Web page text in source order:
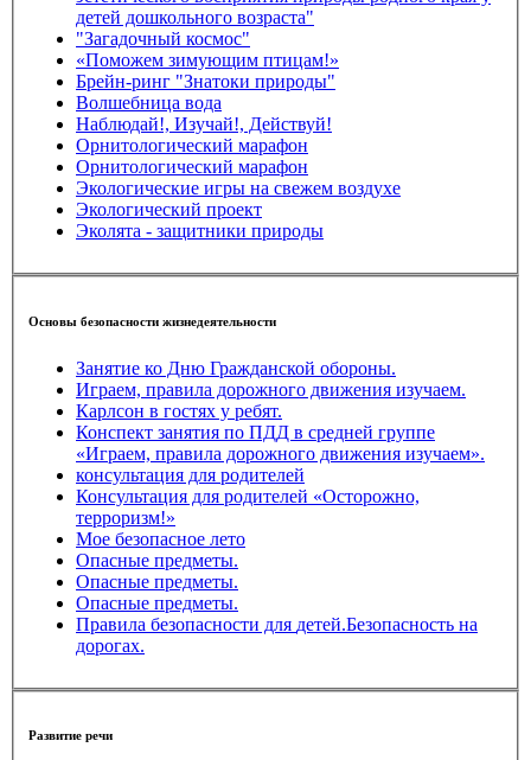
детей дошкольного возраста"
"Загадочный космос"
«Поможем зимующим птицам!»
Брейн-ринг "Знатоки природы"
Волшебница вода
Наблюдай!, Изучай!, Действуй!
Орнитологический марафон
Орнитологический марафон
Экологические игры на свежем воздухе
Экологический проект
Эколята - защитники природы
Основы безопасности жизнедеятельности
Занятие ко Дню Гражданской обороны.
Играем, правила дорожного движения изучаем.
Карлсон в гостях у ребят.
Конспект занятия по ПДД в средней группе
«Играем, правила дорожного движения изучаем».
консультация для родителей
Консультация для родителей «Осторожно,
терроризм!»
Мое безопасное лето
Опасные предметы.
Опасные предметы.
Опасные предметы.
Правила безопасности для детей.Безопасность на
дорогах.
Развитие речи